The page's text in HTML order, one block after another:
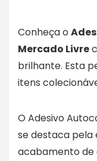
Conheça o
Mercado Livre
brilhante. Esta
itens
O Adesivo
se destaca pela
acabamento de